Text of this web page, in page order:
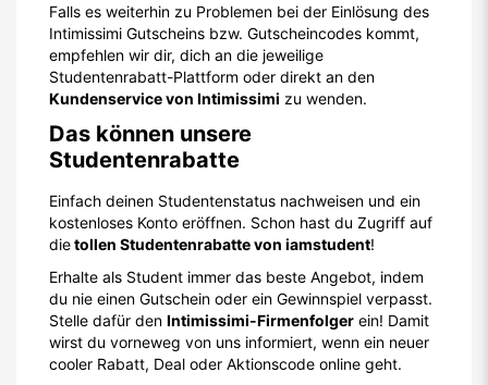
Falls es weiterhin zu Problemen bei der Einlösung des
Intimissimi Gutscheins bzw. Gutscheincodes kommt,
empfehlen wir dir, dich an die jeweilige
Studentenrabatt-Plattform oder direkt an den
Kundenservice von Intimissimi zu wenden.
Das können unsere
Studentenrabatte
Einfach deinen Studentenstatus nachweisen und ein
kostenloses Konto eröffnen. Schon hast du Zugriff auf
dietollen Studentenrabatte von iamstudent!
Erhalte als Student immer das beste Angebot, indem
du nie einen Gutschein oder ein Gewinnspiel verpasst.
Stelle dafür den Intimissimi-Firmenfolger ein! Damit
wirst du vorneweg von uns informiert, wenn ein neuer
cooler Rabatt, Deal oder Aktionscode online geht.